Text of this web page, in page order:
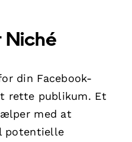
Niché
din Facebook-
rette publikum. Et
med at
potentielle